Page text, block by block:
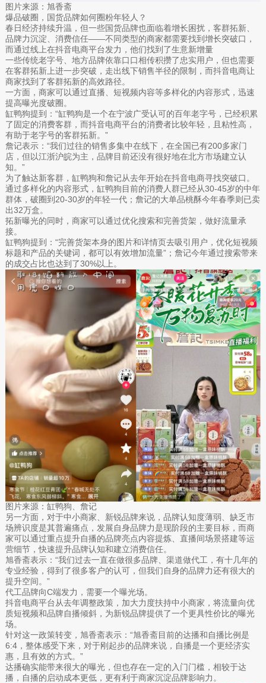
图片来源：旭香斋
爆品破圈，国货品牌如何圈粉年轻人？
春日经济持续升温，但一些国货品牌也面临着增长困扰，客群拓新、
品牌力沉淀、消费信任——不同类型的商家都需要找到增长突破口，
而通过线上在抖音电商平台发力，他们找到了生意新增量
一些传统老字号、地方品牌依靠口口相传积攒了忠实用户，但也需要
在客群拓新上进一步突破，走出线下销售半径的限制，而抖音电商让
商家找到了客群拓新的高效路径。
一方面，商家可以通过直播、短视频内容等多样化的内容形式，迅速
提高曝光度破圈。
缸鸭狗提到：“缸鸭狗是一个在宁波广受认可的百年老字号，已经积累
了固定的消费客群，而抖音电商平台的消费者比较年轻，且粘性高，
有助于老字号的客群拓新。”
詹记表示：“我们过往的销售多集中在线下，在全国已有200多家门
店，但以江浙沪皖为主，品牌目前还没有很好地在北方市场建立认
知。”
为了触达新客群，缸鸭狗和詹记从去年开始在抖音电商寻找突破口。
通过多样化的内容形式，缸鸭狗目前的消费人群已经从30-45岁的中年
群体，破圈到20-30岁的年轻一代；詹记的大单品桃酥今年春季则已卖
出32万盒。
拓新曝光的同时，商家可以通过优化搜索和完善货架，做好流量承
接。
缸鸭狗提到：“完善货架本身的图片和详情页去吸引用户，优化短视频
标题和产品的关键词，都可以有效增加流量”；詹记今年通过搜索带来
的成交占比也达到了30%以上。
图片来源：缸鸭狗、詹记
另一方面，对于中小商家、新锐品牌来说，品牌认知度薄弱、缺乏市
场辨识度是其普遍痛点，发展自身品牌力是现阶段的主要目标，而商
家可以通过重点提升自播的品牌亮点内容提炼、直播间场景搭建等运
营细节，快速提升品牌认知和建立消费信任。
旭香斋表示：“我们过去一直在做很多品牌、渠道做代工，有十几年的
专业经验，得到了很多客户的认可，但我们自身的品牌力还有很大的
提升空间。”
代工品牌向C端发力，需要一个曝光场。
抖音电商平台从去年调整政策，加大力度扶持中小商家，将流量向优
质短视频和品牌自播倾斜，为新锐品牌提供了一个更具性价比的曝光
场。
针对这一政策转变，旭香斋表示：“旭香斋目前的达播和自播比例是
6:4，整体感受下来，对于刚起步的品牌来说，自播是一个更经济实
惠，且有效的方式。”
达播确实能带来很大的曝光，但也存在一定的入门门槛，相较于达
播，自播的启动成本更低，更有利于商家沉淀品牌影响力。